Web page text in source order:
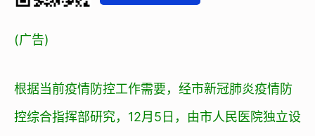
(广告)
根据当前疫情防控工作需要，经市新冠肺炎疫情防
控综合指挥部研究， 12月5日，由市人民医院独立设